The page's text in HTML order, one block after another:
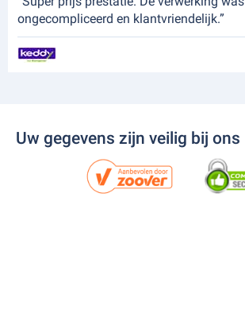
ongecompliceerd en klantvriendelijk.”
Uw gegevens zijn veilig bij ons